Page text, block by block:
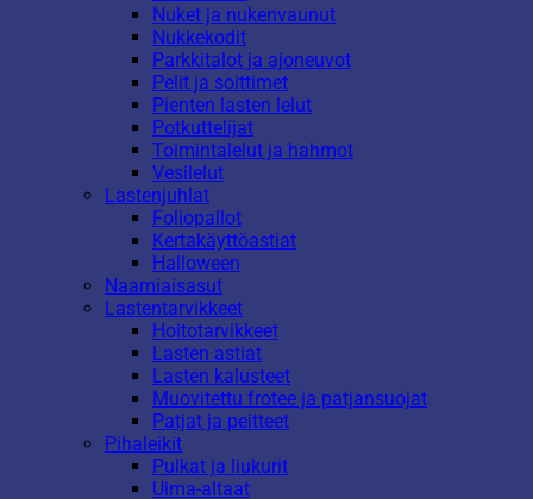
Nuket ja nukenvaunut
Nukkekodit
Parkkitalot ja ajoneuvot
Pelit ja soittimet
Pienten lasten lelut
Potkuttelijat
Toimintalelut ja hahmot
Vesilelut
Lastenjuhlat
Foliopallot
Kertakäyttöastiat
Halloween
Naamiaisasut
Lastentarvikkeet
Hoitotarvikkeet
Lasten astiat
Lasten kalusteet
Muovitettu frotee ja patjansuojat
Patjat ja peitteet
Pihaleikit
Pulkat ja liukurit
Uima-altaat